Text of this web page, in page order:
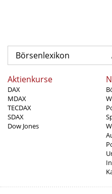
Börsenlexikon
Aktienkurse
DAX
MDAX
TECDAX
SDAX
Dow Jones